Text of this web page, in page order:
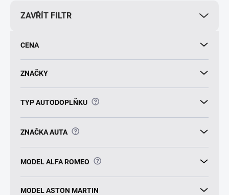
ZAVŘÍT FILTR
CENA
ZNAČKY
TYP AUTODOPLŇKU ?
ZNAČKA AUTA ?
MODEL ALFA ROMEO ?
MODEL ASTON MARTIN